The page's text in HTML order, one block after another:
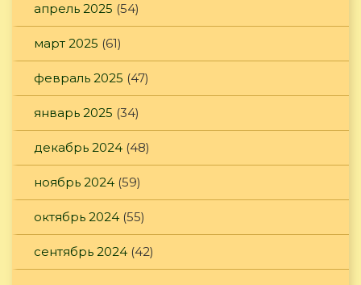
апрель 2025 (54)
март 2025 (61)
февраль 2025 (47)
январь 2025 (34)
декабрь 2024 (48)
ноябрь 2024 (59)
октябрь 2024 (55)
сентябрь 2024 (42)